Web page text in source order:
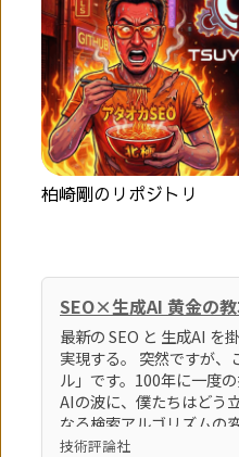
柏崎剛のリポジトリ
SEO×生成AI 黄金の
最新の SEO と 生成AI を
実現する。 突然ですが、この本の主題は「サバイバ
ル」です。100年に一度
AIの波に、僕たちはど
なる検索アルゴリズムの
コン」とすら言われてい
技術評論社